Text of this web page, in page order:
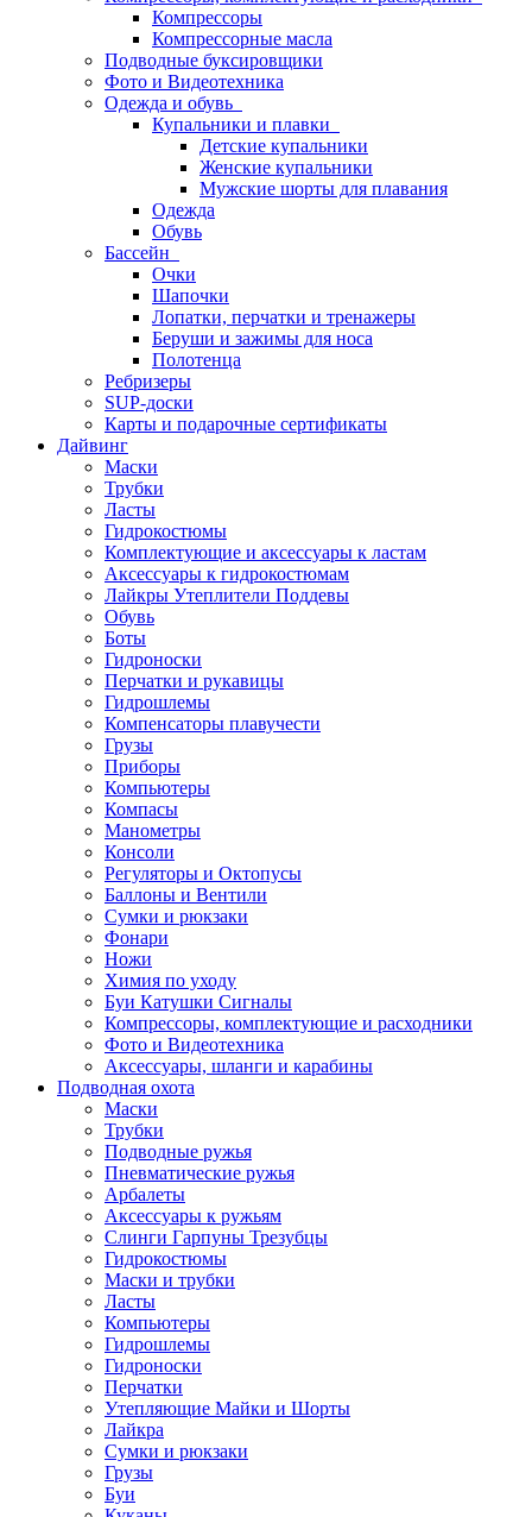
Компрессоры
Компрессорные масла
Подводные буксировщики
Фото и Видеотехника
Одежда и обувь
Купальники и плавки
Детские купальники
Женские купальники
Мужские шорты для плавания
Одежда
Обувь
Бассейн
Очки
Шапочки
Лопатки, перчатки и тренажеры
Беруши и зажимы для носа
Полотенца
Ребризеры
SUP-доски
Карты и подарочные сертификаты
Дайвинг
Маски
Трубки
Ласты
Гидрокостюмы
Комплектующие и аксессуары к ластам
Аксессуары к гидрокостюмам
Лайкры Утеплители Поддевы
Обувь
Боты
Гидроноски
Перчатки и рукавицы
Гидрошлемы
Компенсаторы плавучести
Грузы
Приборы
Компьютеры
Компасы
Манометры
Консоли
Регуляторы и Октопусы
Баллоны и Вентили
Сумки и рюкзаки
Фонари
Ножи
Химия по уходу
Буи Катушки Сигналы
Компрессоры, комплектующие и расходники
Фото и Видеотехника
Аксессуары, шланги и карабины
Подводная охота
Маски
Трубки
Подводные ружья
Пневматические ружья
Арбалеты
Аксессуары к ружьям
Слинги Гарпуны Трезубцы
Гидрокостюмы
Маски и трубки
Ласты
Компьютеры
Гидрошлемы
Гидроноски
Перчатки
Утепляющие Майки и Шорты
Лайкра
Сумки и рюкзаки
Грузы
Буи